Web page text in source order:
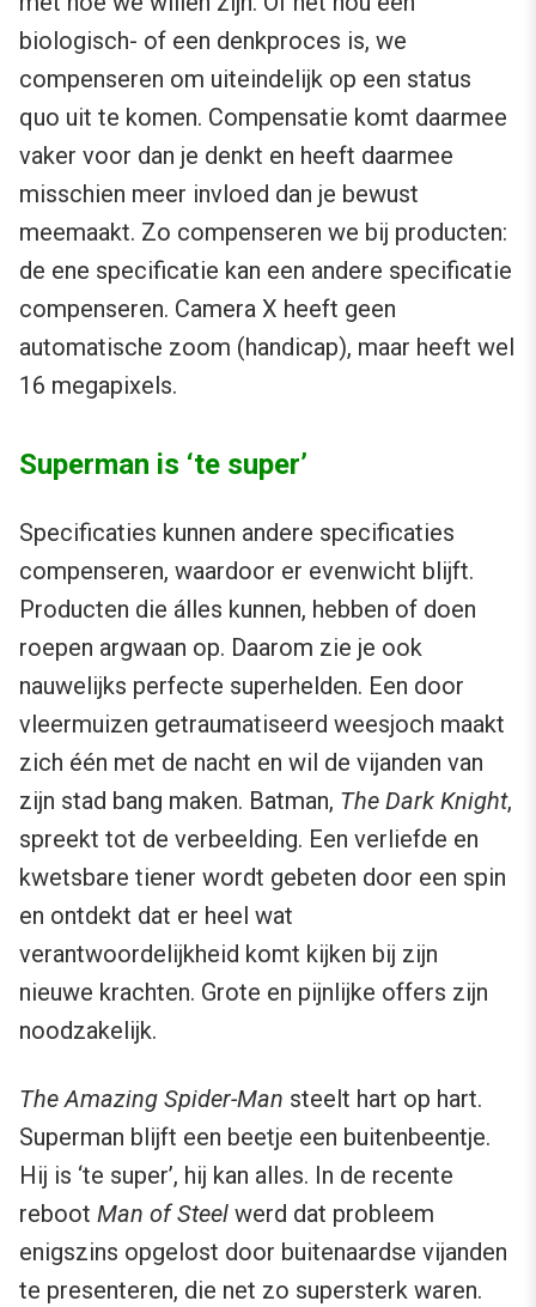
biologisch- of een denkproces is, we
compenseren om uiteindelijk op een status
quo uit te komen. Compensatie komt daarmee
vaker voor dan je denkt en heeft daarmee
misschien meer invloed dan je bewust
meemaakt. Zo compenseren we bij producten:
de ene specificatie kan een andere specificatie
compenseren. Camera X heeft geen
automatische zoom (handicap), maar heeft wel
16 megapixels.
Superman is ‘te super’
Specificaties kunnen andere specificaties
compenseren, waardoor er evenwicht blijft.
Producten die álles kunnen, hebben of doen
roepen argwaan op. Daarom zie je ook
nauwelijks perfecte superhelden. Een door
vleermuizen getraumatiseerd weesjoch maakt
zich één met de nacht en wil de vijanden van
zijn stad bang maken. Batman, The Dark Knight,
spreekt tot de verbeelding. Een verliefde en
kwetsbare tiener wordt gebeten door een spin
en ontdekt dat er heel wat
verantwoordelijkheid komt kijken bij zijn
nieuwe krachten. Grote en pijnlijke offers zijn
noodzakelijk.
The Amazing Spider-Man steelt hart op hart.
Superman blijft een beetje een buitenbeentje.
Hij is ‘te super’, hij kan alles. In de recente
reboot Man of Steel werd dat probleem
enigszins opgelost door buitenaardse vijanden
te presenteren, die net zo supersterk waren.